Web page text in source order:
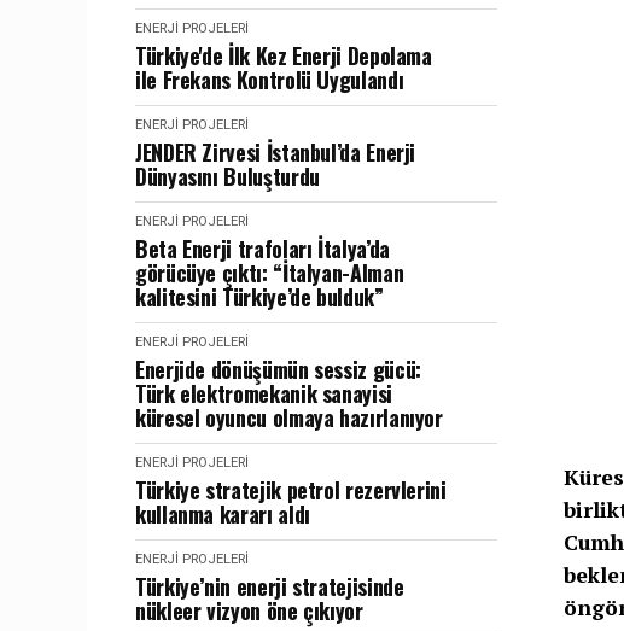
ENERJI PROJELERI
Türkiye'de İlk Kez Enerji Depolama
ile Frekans Kontrolü Uygulandı
ENERJI PROJELERI
JENDER Zirvesi İstanbul’da Enerji
Dünyasını Buluşturdu
ENERJI PROJELERI
Beta Enerji trafoları İtalya’da
görücüye çıktı: “İtalyan-Alman
kalitesini Türkiye’de bulduk”
ENERJI PROJELERI
Enerjide dönüşümün sessiz gücü:
Türk elektromekanik sanayisi
küresel oyuncu olmaya hazırlanıyor
ENERJI PROJELERI
Türkiye stratejik petrol rezervlerini
kullanma kararı aldı
ENERJI PROJELERI
Türkiye’nin enerji stratejisinde
nükleer vizyon öne çıkıyor